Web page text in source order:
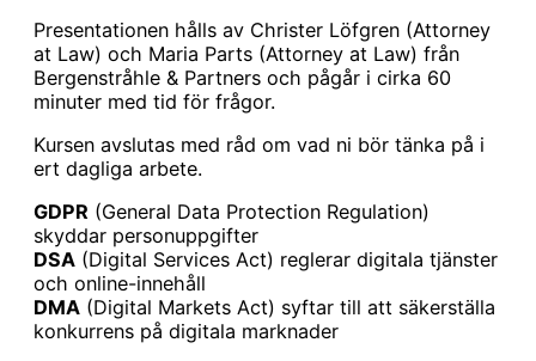
Presentationen hålls av Christer Löfgren (Attorney
at Law) och Maria Parts (Attorney at Law) från
Bergenstråhle & Partners och pågår i cirka 60
minuter med tid för frågor.
Kursen avslutas med råd om vad ni bör tänka på i
ert dagliga arbete.
GDPR (General Data Protection Regulation)
skyddar personuppgifter
DSA (Digital Services Act) reglerar digitala tjänster
och online-innehåll
DMA (Digital Markets Act) syftar till att säkerställa
konkurrens på digitala marknader